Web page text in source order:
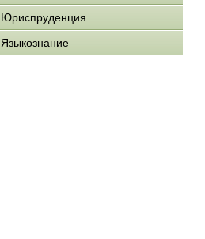
Юриспруденция
Языкознание